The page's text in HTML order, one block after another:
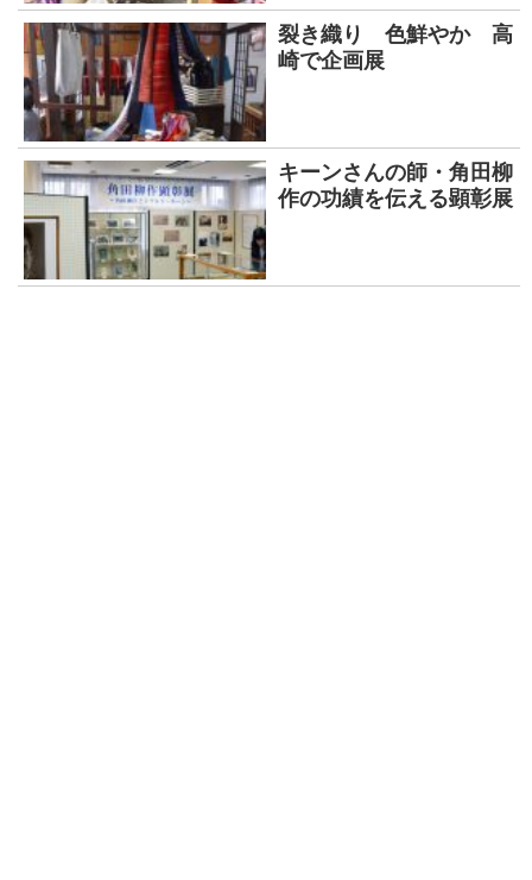
裂き織り 色鮮やか 高
崎で企画展
キーンさんの師・角田柳
作の功績を伝える顕彰展